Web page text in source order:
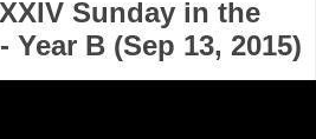
Sunday in the
Year B (Sep 13, 2015)